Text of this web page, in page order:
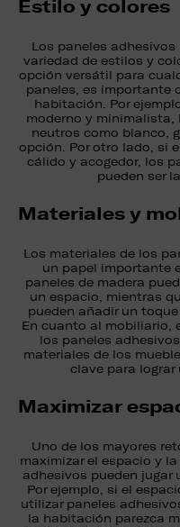
Estilo y colores
Los paneles
variedad de estilos y
opción versátil para
paneles, es importante
habitación. Por
moderno y minimalista,
neutros como blanco,
opción. Por otro lado, si
cálido y acogedor, los
pueden ser
Materiales y
Los materiales de los
un papel importante
paneles de madera
un espacio, mientras
pueden añadir un
En cuanto al mobiliario,
los paneles
materiales de los
clave para
Maximizar
Uno de los mayores
maximizar el espacio y
adhesivos pueden jugar
Por ejemplo, si el
utilizar paneles
la habitación parezca